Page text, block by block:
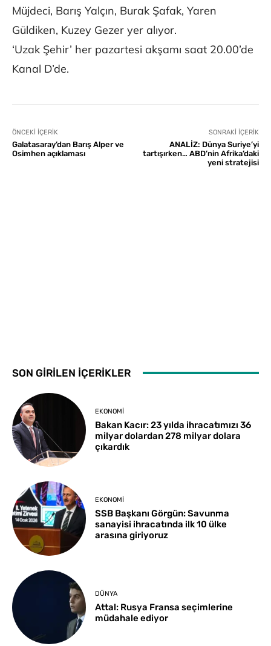
Müjdeci, Barış Yalçın, Burak Şafak, Yaren
Güldiken, Kuzey Gezer yer alıyor.
‘Uzak Şehir’ her pazartesi akşamı saat 20.00’de
Kanal D’de.
ÖNCEKI İÇERIK
Galatasaray’dan Barış Alper ve
Osimhen açıklaması
SONRAKI İÇERIK
ANALİZ: Dünya Suriye’yi
tartışırken… ABD’nin Afrika’daki
yeni stratejisi
SON GİRİLEN İÇERİKLER
EKONOMI
Bakan Kacır: 23 yılda ihracatımızı 36
milyar dolardan 278 milyar dolara
çıkardık
EKONOMI
SSB Başkanı Görgün: Savunma
sanayisi ihracatında ilk 10 ülke
arasına giriyoruz
DÜNYA
Attal: Rusya Fransa seçimlerine
müdahale ediyor